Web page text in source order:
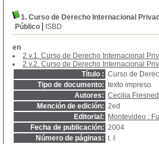
1. Curso de Derecho Internacional
Público
ISBD
en
2 v.1. Curso de Derecho Internacional
2 v.2. Curso de Derecho Internacional
Título : Curso de
Tipo de documento: texto impreso
Autores: Cecilia
Mención de edición: 2ed
Editorial:
Montevideo :
Fecha de publicación: 2004
Número de páginas: t. I